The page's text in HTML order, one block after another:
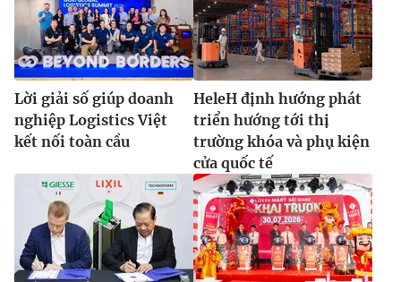
Lời giải số giúp doanh
nghiệp Logistics Việt
kết nối toàn cầu
HeleH định hướng phát
triển hướng tới thị
trường khóa và phụ kiện
cửa quốc tế